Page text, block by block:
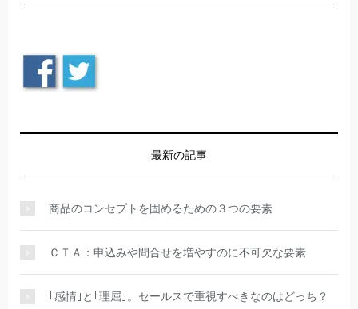
最新の記事
商品のコンセプトを固めるための３つの要素
ＣＴＡ：申込みや問合せを増やすのに不可欠な要素
｢感情｣と｢理屈｣。セールスで重視すべきなのはどっち？